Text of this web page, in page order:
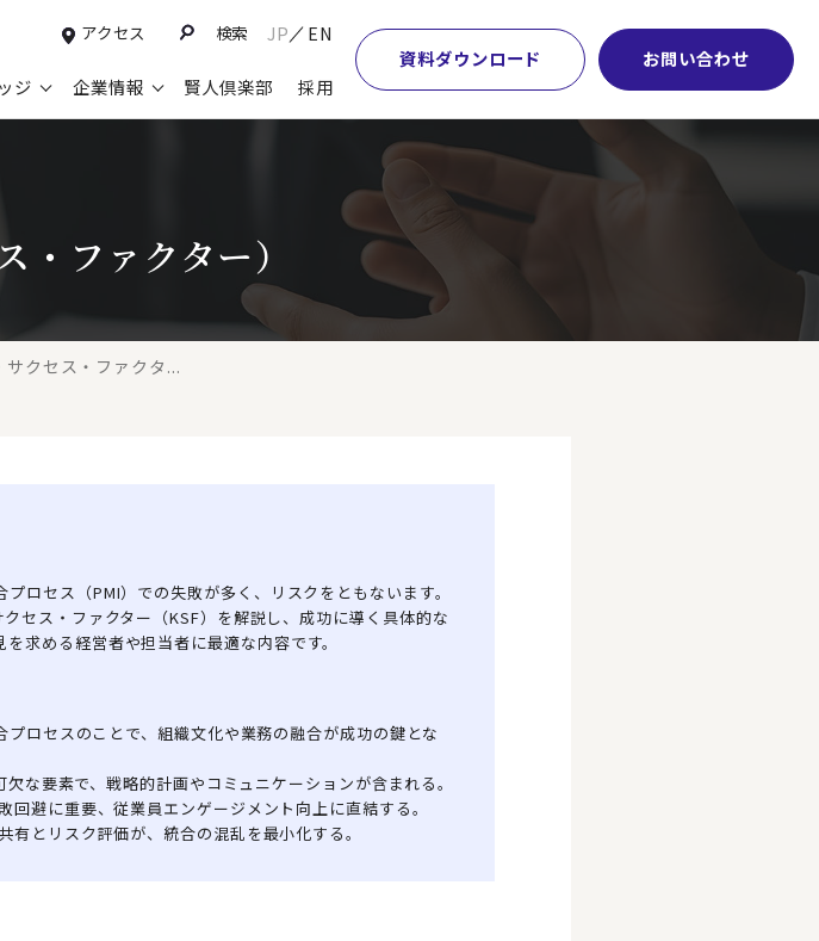
アクセス 検索 JP EN
ジ 企業情報 賢人倶楽部 採用
資料ダウンロード お問い合わせ
支援
ナンス・リスクマネジメント強化
ケティング戦略・営業改革
本社・間接業務改革
サプライチェーンマネジメント
物流改革
ヒューマンリソースマネジメント
ビジネスプロセスアウトソーシング
中のセミナーアーカイブ
企画・事業戦略
営業・マーケティング
設計・開発・生産・調達
【特集】会計システム刷新
【特集】CFO革新
【特集】FP＆Aへの旅
プメッセージ
ヤーズ・コンサルティングの特徴
学術顧問紹介
DE&I推進の取り組み
グループ会社
グローバルネットワーク
パートナーシップ
ィア掲載ファクター）
クセス・ファクタ...
ロセス（PMI）での失敗が多く、リスクをともないます。
セス・ファクター（KSF）を解説し、成功に導く具体的な
求める経営者や担当者に最適な内容です。
プロセスのことで、組織文化や業務の融合が成功の鍵とな
欠な要素で、戦略的計画やコミュニケーションが含まれる。
回避に重要、従業員エンゲージメント向上に直結する。
有とリスク評価が、統合の混乱を最小化する。